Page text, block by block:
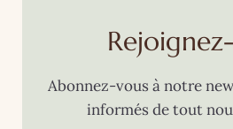
Abonnez-vous à notre
informés de tout